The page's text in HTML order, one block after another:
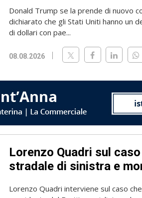
Donald Trump se la prende di nuovo
dichiarato che gli Stati Uniti hanno un
di dollari con pae...
08.08.2026
Lorenzo Quadri sul
stradale di sinistra e
Lorenzo Quadri interviene sul caso